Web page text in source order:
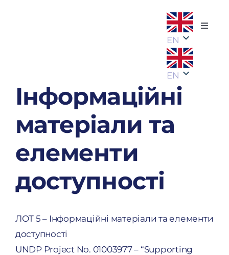
EN
EN
Toggle
Інформаційні
матеріали та
елементи
доступності
ЛОТ 5 – Інформаційні матеріали та елементи
доступності
UNDP Project No. 01003977 – “Supporting